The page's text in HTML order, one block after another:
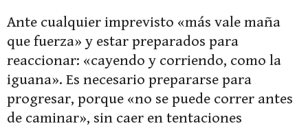
Ante cualquier imprevisto «más vale maña
que fuerza» y estar preparados para
reaccionar: «cayendo y corriendo, como la
iguana». Es necesario prepararse para
progresar, porque «no se puede correr antes
de caminar», sin caer en tentaciones